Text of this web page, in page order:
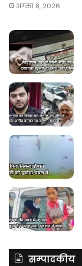
अगस्त 8, 2026
सम्पादकीय